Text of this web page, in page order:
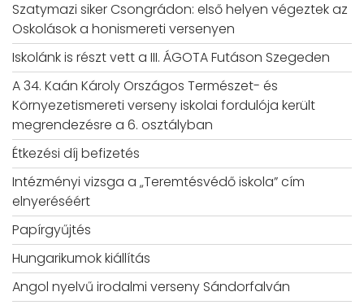
Szatymazi siker Csongrádon: első helyen végeztek az
Oskolások a honismereti versenyen
Iskolánk is részt vett a III. ÁGOTA Futáson Szegeden
A 34. Kaán Károly Országos Természet- és
Környezetismereti verseny iskolai fordulója került
megrendezésre a 6. osztályban
Étkezési díj befizetés
Intézményi vizsga a „Teremtésvédő iskola” cím
elnyeréséért
Papírgyűjtés
Hungarikumok kiállítás
Angol nyelvű irodalmi verseny Sándorfalván